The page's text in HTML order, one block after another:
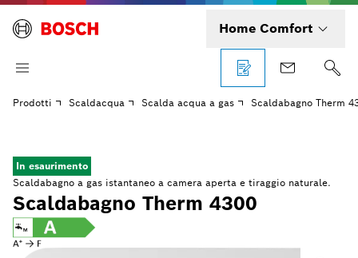
Home Comfort
Prodotti Scaldacqua Scalda acqua a gas Scaldabagno Therm
In esaurimento
Scaldabagno a gas istantaneo a camera aperta e tiraggio naturale.
Scaldabagno Therm 4300